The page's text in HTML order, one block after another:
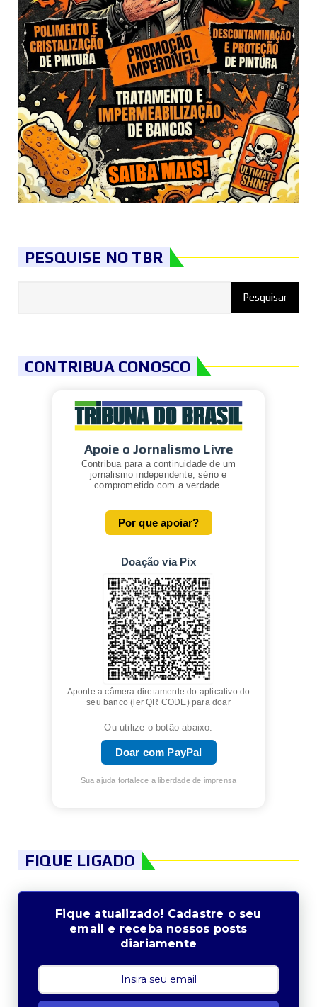
PESQUISE NO TBR
CONTRIBUA CONOSCO
Apoie o Jornalismo Livre
Contribua para a continuidade de um
jornalismo independente, sério e
comprometido com a verdade.
Por que apoiar?
Doação via Pix
Aponte a câmera diretamente do aplicativo do
seu banco (ler QR CODE) para doar
Ou utilize o botão abaixo:
Doar com PayPal
Sua ajuda fortalece a liberdade de imprensa
FIQUE LIGADO
Fique atualizado! Cadastre o seu
email e receba nossos posts
diariamente